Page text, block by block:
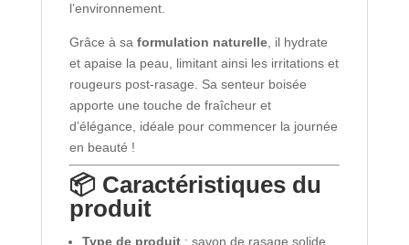
l’environnement.
Grâce à sa formulation naturelle, il hydrate
et apaise la peau, limitant ainsi les irritations et
rougeurs post-rasage. Sa senteur boisée
apporte une touche de fraîcheur et
d’élégance, idéale pour commencer la journée
en beauté !
📦 Caractéristiques du
produit
Type de produit: savon de rasage solide